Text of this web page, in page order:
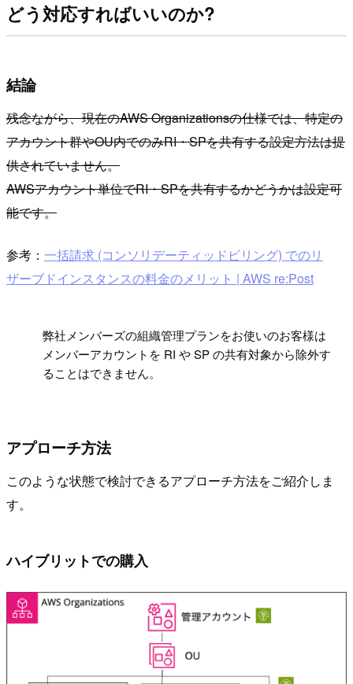
どう対応すればいいのか?
結論
残念ながら、現在のAWS Organizationsの仕様では、特定の
アカウント群やOU内でのみRI・SPを共有する設定方法は提
供されていません。
AWSアカウント単位でRI・SPを共有するかどうかは設定可
能です。
参考： 一括請求 (コンソリデーティッドビリング) でのリ
ザーブドインスタンスの料金のメリット | AWS re:Post
弊社メンバーズの組織管理プランをお使いのお客様は
メンバーアカウントを RI や SP の共有対象から除外す
ることはできません。
アプローチ方法
このような状態で検討できるアプローチ方法をご紹介しま
す。
ハイブリットでの購入